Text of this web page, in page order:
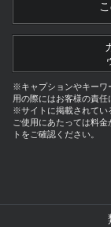
※キャプションやキーワ
用の際にはお客様の責任
※サイトに掲載されてい
ご使用にあたっては料
トをご確認ください。